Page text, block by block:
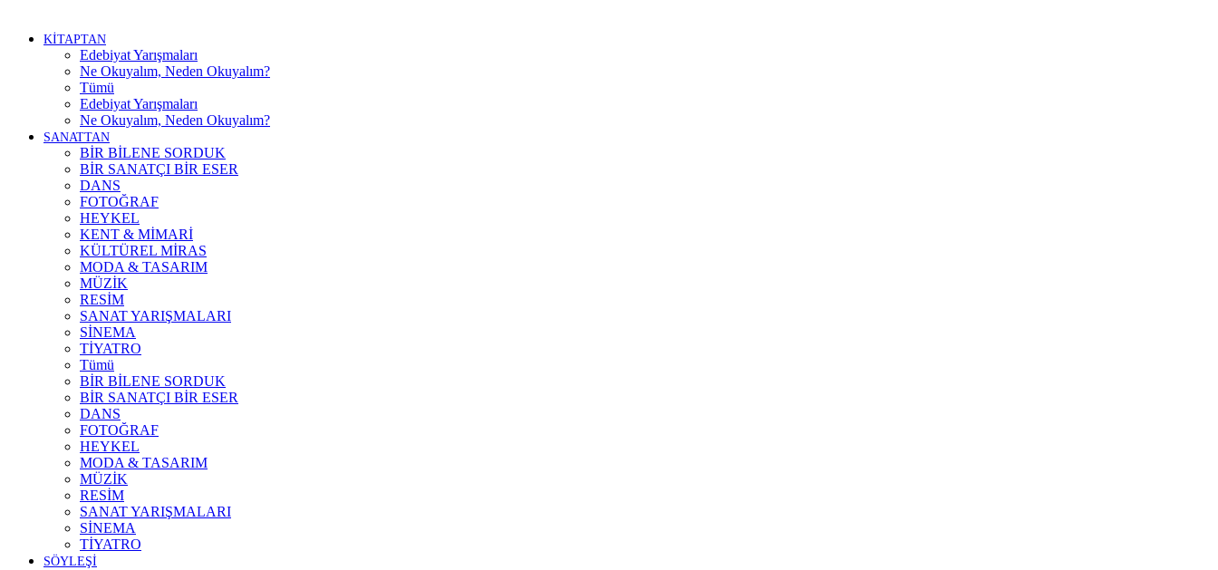
KİTAPTAN
Edebiyat Yarışmaları
Ne Okuyalım, Neden Okuyalım?
Tümü
Edebiyat Yarışmaları
Ne Okuyalım, Neden Okuyalım?
SANATTAN
BİR BİLENE SORDUK
BİR SANATÇI BİR ESER
DANS
FOTOĞRAF
HEYKEL
KENT & MİMARİ
KÜLTÜREL MİRAS
MODA & TASARIM
MÜZİK
RESİM
SANAT YARIŞMALARI
SİNEMA
TİYATRO
Tümü
BİR BİLENE SORDUK
BİR SANATÇI BİR ESER
DANS
FOTOĞRAF
HEYKEL
MODA & TASARIM
MÜZİK
RESİM
SANAT YARIŞMALARI
SİNEMA
TİYATRO
SÖYLEŞİ